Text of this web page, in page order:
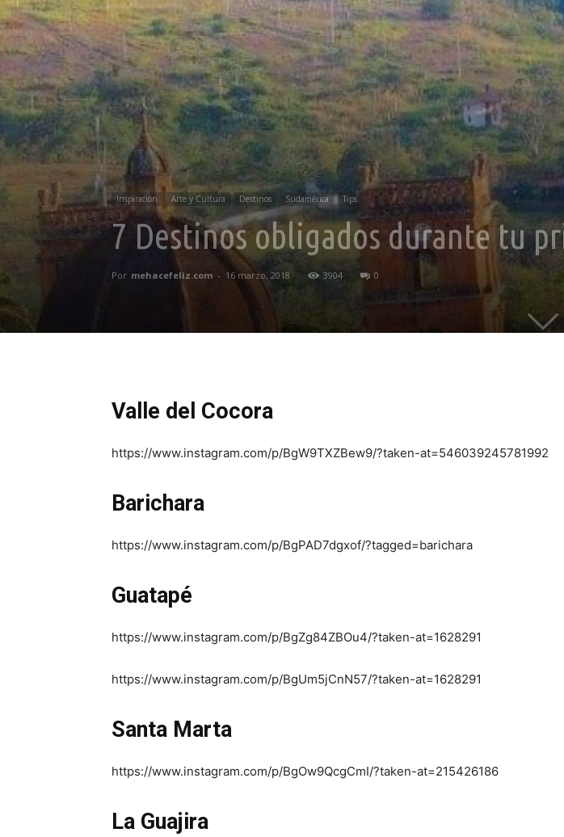
Inspiración Arte y Cultura Destinos Sudamérica Tips
7 Destinos obligados durante tu
Por mehacefeliz.com - 16 marzo, 2018 3904 0
Valle del Cocora
https://www.instagram.com/p/BgW9TXZBew9/?taken-at=546039245781992
Barichara
https://www.instagram.com/p/BgPAD7dgxof/?tagged=barichara
Guatapé
https://www.instagram.com/p/BgZg84ZBOu4/?taken-at=1628291
https://www.instagram.com/p/BgUm5jCnN57/?taken-at=1628291
Santa Marta
https://www.instagram.com/p/BgOw9QcgCmI/?taken-at=215426186
La Guajira